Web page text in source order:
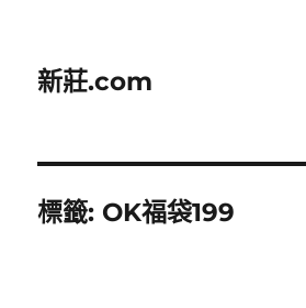
新莊.com
標籤: OK福袋199